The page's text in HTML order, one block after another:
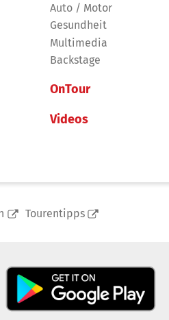
Auto / Motor
Gesundheit
Multimedia
Backstage
OnTour
Videos
Tourentipps